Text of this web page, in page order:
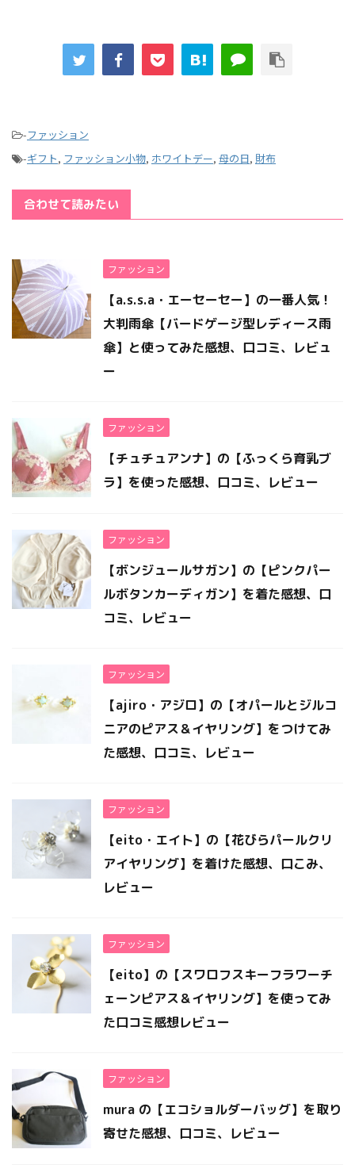
-ファッション
-ギフト, ファッション小物, ホワイトデー, 母の日, 財布
合わせて読みたい
ファッション
【a.s.s.a・エーセーセー】の一番人気！
大判雨傘【バードゲージ型レディース雨
傘】と使ってみた感想、口コミ、レビュ
ー
ファッション
【チュチュアンナ】の【ふっくら育乳ブ
ラ】を使った感想、口コミ、レビュー
ファッション
【ボンジュールサガン】の【ピンクパー
ルボタンカーディガン】を着た感想、口
コミ、レビュー
ファッション
【ajiro・アジロ】の【オパールとジルコ
ニアのピアス＆イヤリング】をつけてみ
た感想、口コミ、レビュー
ファッション
【eito・エイト】の【花びらパールクリ
アイヤリング】を着けた感想、口こみ、
レビュー
ファッション
【eito】の【スワロフスキーフラワーチ
ェーンピアス＆イヤリング】を使ってみ
た口コミ感想レビュー
ファッション
mura の【エコショルダーバッグ】を取り
寄せた感想、口コミ、レビュー